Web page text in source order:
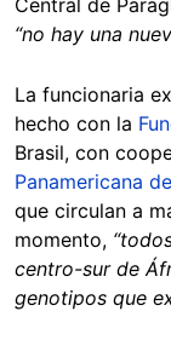
“no hay una
La funcionaria
hecho con la
Brasil, con
Panamericana
que circulan a
momento,
centro-sur de
genotipos que